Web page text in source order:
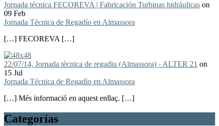
Jornada técnica FECOREVA | Fabricación Turbinas hidráulicas on
09 Feb
Jornada Técnica de Regadío en Almassora
[…] FECOREVA […]
22/07/14, Jornada tècnica de regadiu (Almassora) - ALTER 21 on
15 Jul
Jornada Técnica de Regadío en Almassora
[…] Més informació en aquest enllaç. […]
Categorías